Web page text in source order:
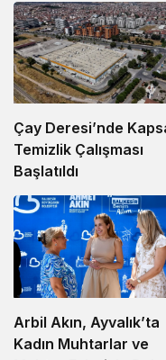
Çay Deresi’nde
Temizlik Çalışması
Başlatıldı
Arbil Akın, Ayvalık’ta
Kadın Muhtarlar ve